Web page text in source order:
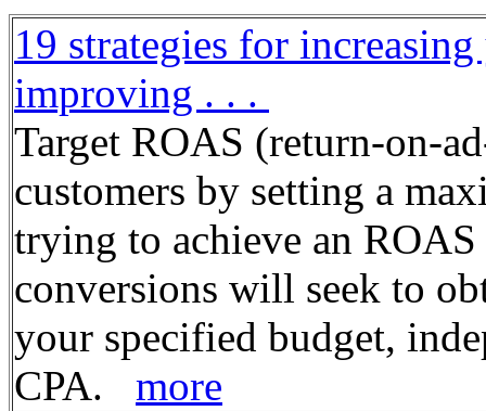
19 strategies for
improving . . .
Target ROAS (return-on-
customers by setting a
trying to achieve an
conversions will seek to
your specified budget,
CPA. more